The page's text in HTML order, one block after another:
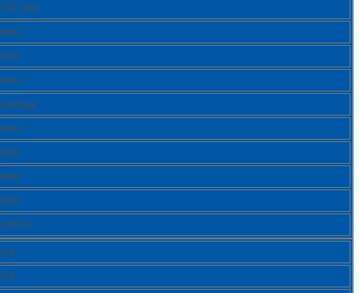
105 mm
nein
nein
nein
sonstige
nein
nein
nein
nein
1000 h